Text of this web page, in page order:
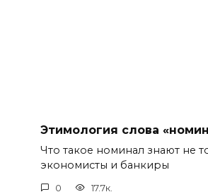
Этимология слова
Что такое номинал знают не
экономисты и банкиры
0 17.7к.